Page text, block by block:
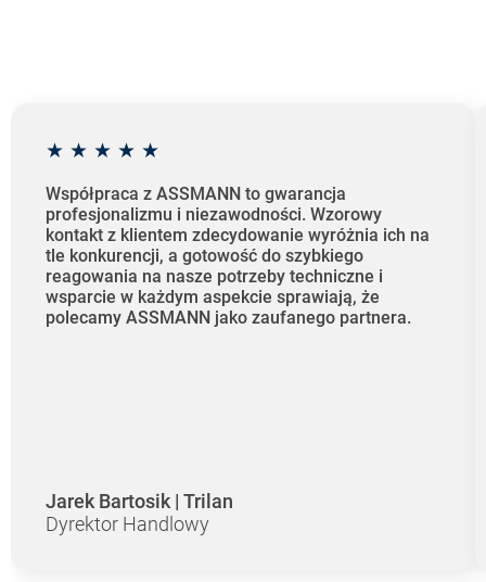
★ ★ ★ ★ ★
Współpraca z ASSMANN to gwarancja
profesjonalizmu i niezawodności. Wzorowy
kontakt z klientem zdecydowanie wyróżnia ich na
tle konkurencji, a gotowość do szybkiego
reagowania na nasze potrzeby techniczne i
wsparcie w każdym aspekcie sprawiają, że
polecamy ASSMANN jako zaufanego partnera.
Jarek Bartosik | Trilan
Dyrektor Handlowy